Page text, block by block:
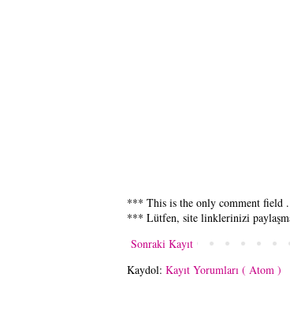
*** This is the only comment field
*** Lütfen, site linklerinizi
Sonraki Kayıt
Kaydol: Kayıt Yorumları ( Atom )